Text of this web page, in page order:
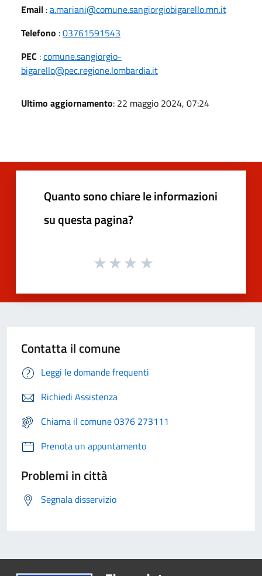
Email :a.mariani@comune.sangiorgiobigarello.mn.it
Telefono :03761591543
PEC :comune.sangiorgio-
bigarello@pec.regione.lombardia.it
Ultimo aggiornamento: 22 maggio 2024, 07:24
Quanto sono chiare le informazioni
su questa pagina?
Contatta il comune
Leggi le domande frequenti
Richiedi Assistenza
Chiama il comune 0376 273111
Prenota un appuntamento
Problemi in città
Segnala disservizio